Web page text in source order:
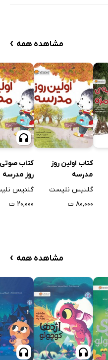
مشاهده همه ›
کتاب اولین روز
مدرسه
گلنیس نلیست
۸۰,۰۰۰ ت
کتاب صوتی
روز مدرسه
گلنیس
۲۰,۰۰۰ ت
مشاهده همه ›